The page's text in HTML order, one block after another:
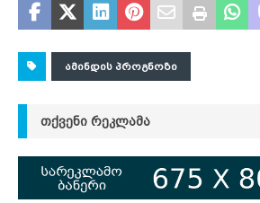
ᲐᲛᲘᲜᲓᲘᲡ ᲞᲠᲝᲒᲜᲝᲖᲘ
ᲗᲥᲕᲔᲜᲘ ᲠᲔᲙᲚᲐᲛᲐ